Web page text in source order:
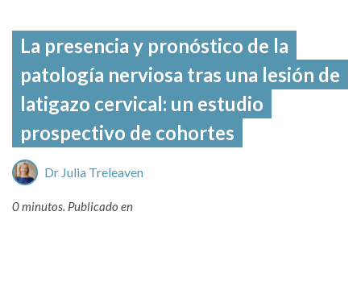
La presencia y pronóstico de la
patología nerviosa tras una lesión de
latigazo cervical: un estudio
prospectivo de cohortes
Dr Julia Treleaven
0 minutos. Publicado en